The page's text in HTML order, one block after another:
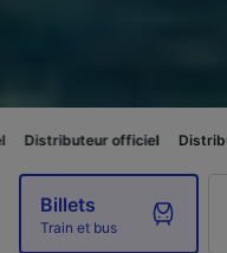
officiel Distributeur officiel
Billets
Train et bus